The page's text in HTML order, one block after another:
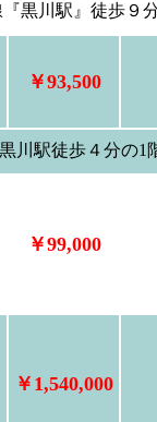
黒川駅』徒歩９
￥93,500
黒川駅徒歩４分の1
￥99,000
￥1,540,000